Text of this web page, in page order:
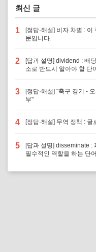
최신 글
1
[정답·해설] 비자 차별 :
문입니다.
2
[답과 설명] dividend : 배
소로 반드시 알아야 할 단
3
[정답·해설] "축구 경기 -
부"
4 [정답·해설] 무역 정책 :
5
[답과 설명] disseminate :
필수적인 역할을 하는 단어